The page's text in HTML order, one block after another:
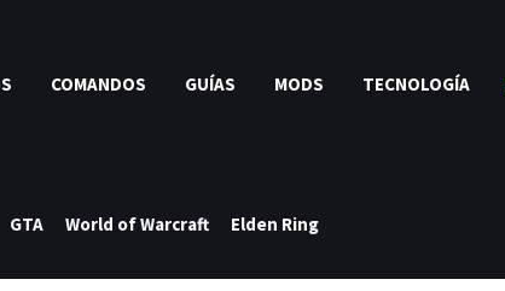
COMANDOS GUÍAS MODS TECNOLOGÍA
GTA World of Warcraft Elden Ring